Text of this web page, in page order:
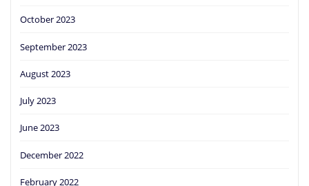
October 2023
September 2023
August 2023
July 2023
June 2023
December 2022
February 2022